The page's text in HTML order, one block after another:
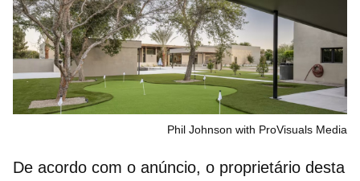
Phil Johnson with ProVisuals Media
De acordo com o anúncio, o proprietário desta